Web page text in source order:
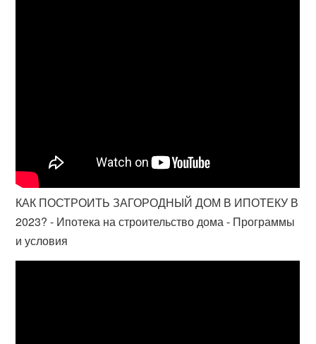
КАК ПОСТРОИТЬ ЗАГОРОДНЫЙ ДОМ В ИПОТЕКУ В
2023? - Ипотека на строительство дома - Программы
и условия